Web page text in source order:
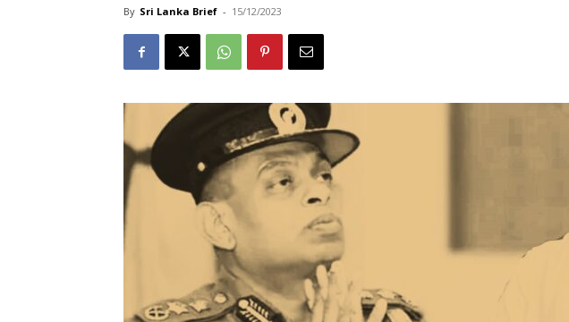
By Sri Lanka Brief - 15/12/2023